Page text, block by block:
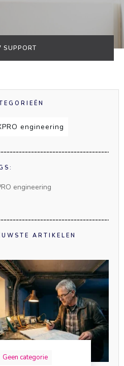
SUPPORT
engineering
engineering
ARTIKELEN
Geen categorie